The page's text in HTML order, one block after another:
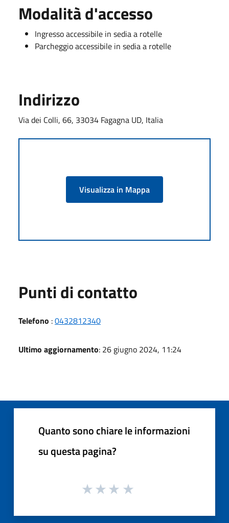
Modalità d'accesso
Ingresso accessibile in sedia a rotelle
Parcheggio accessibile in sedia a rotelle
Indirizzo
Via dei Colli, 66, 33034 Fagagna UD, Italia
Visualizza in Mappa
Punti di contatto
Telefono :0432812340
Ultimo aggiornamento: 26 giugno 2024, 11:24
Quanto sono chiare le informazioni
su questa pagina?